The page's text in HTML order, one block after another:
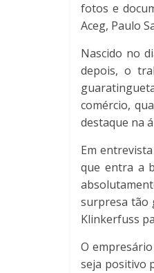
fotos e
Aceg, Paulo
Nascido no
depois, o
comércio,
destaque na
Em
que entra a
surpresa tão
Klinkerfuss
O
seja positivo